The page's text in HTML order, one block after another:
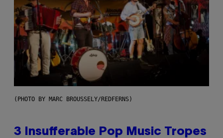
(PHOTO BY MARC BROUSSELY/REDFERNS)
3 Insufferable Pop Music Tropes